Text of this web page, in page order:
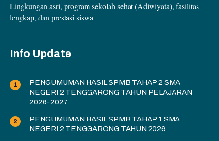
Lingkungan asri, program sekolah sehat (Adiwiyata), fasilitas
lengkap, dan prestasi siswa.
Info Update
PENGUMUMAN HASIL SPMB TAHAP 2 SMA
NEGERI 2 TENGGARONG TAHUN PELAJARAN
2026-2027
PENGUMUMAN HASIL SPMB TAHAP 1 SMA
NEGERI 2 TENGGARONG TAHUN 2026